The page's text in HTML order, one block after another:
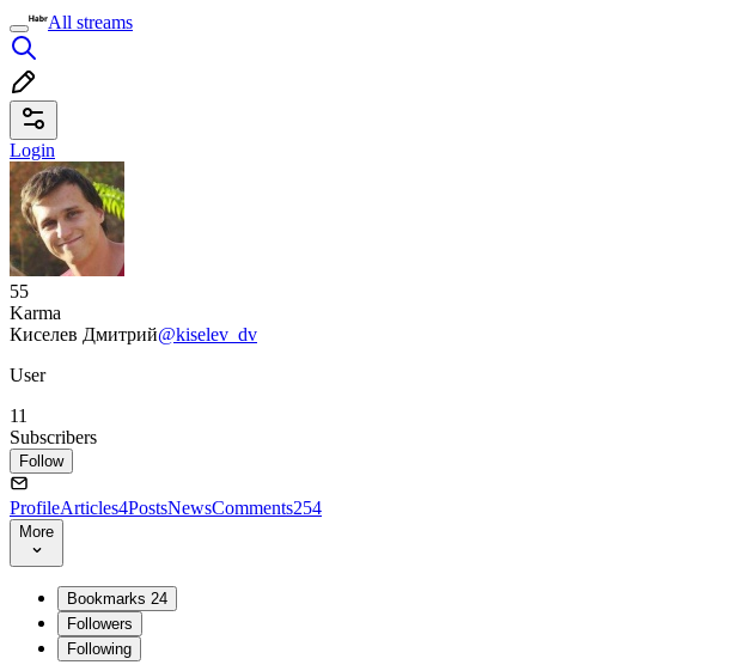
All streams
Login
55
Karma
Киселев Дмитрий@kiselev_dv
User
11
Subscribers
Follow
ProfileArticles4PostsNewsComments254
More
Bookmarks 24
Followers
Following